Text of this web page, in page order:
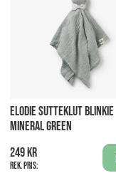
ELODIE SUTTEKLUT BLINKIE
MINERAL GREEN
249 kr
Rek. pris: